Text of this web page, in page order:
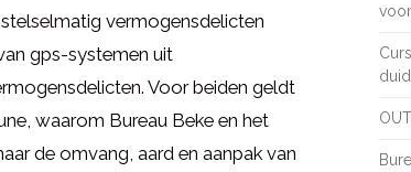
vermogensdelicten
gps-systemen uit
Voor beiden geldt
waarom Bureau Beke en het
de omvang, aard en aanpak van